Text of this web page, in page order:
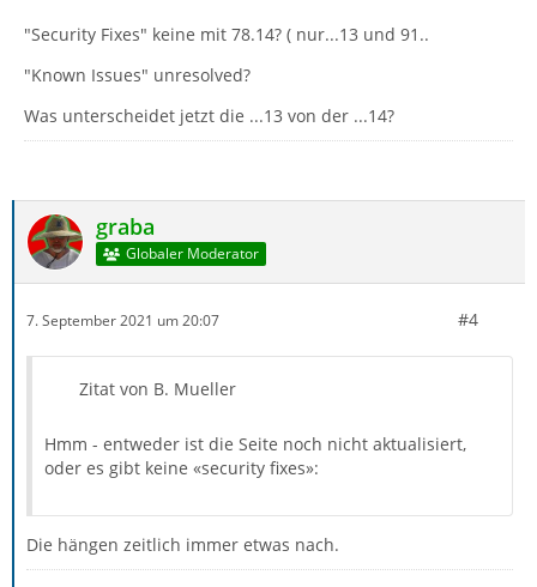
"Security Fixes" keine mit 78.14? ( nur...13 und 91..
"Known Issues" unresolved?
Was unterscheidet jetzt die ...13 von der ...14?
graba
Globaler Moderator
7. September 2021 um 20:07 #4
Zitat von B. Mueller
Hmm - entweder ist die Seite noch nicht aktualisiert,
oder es gibt keine «security fixes»:
Die hängen zeitlich immer etwas nach.